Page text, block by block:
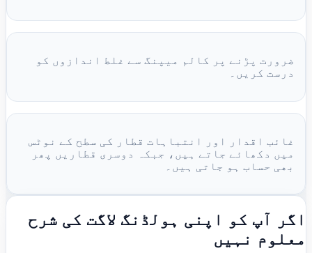
ضرورت پڑنے پر کالم میپنگ سے غلط اندازوں کو
درست کریں۔
غائب اقدار اور انتباہات قطار کی سطح کے نوٹس
میں دکھائے جاتے ہیں، جبکہ دوسری قطاریں پھر
بھی حساب ہو جاتی ہیں۔
اگر آپ کو اپنی ہولڈنگ لاگت کی شرح
معلوم نہیں